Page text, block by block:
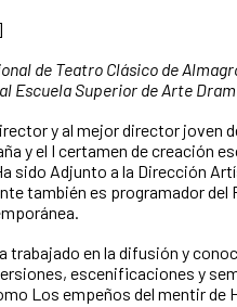
de Teatro Clásico de
Escuela Superior de Arte
y al mejor director joven
y el I certamen de creación
sido Adjunto a la Dirección
también es programador del
trabajado en la difusión y
escenificaciones y
Los empeños del mentir de